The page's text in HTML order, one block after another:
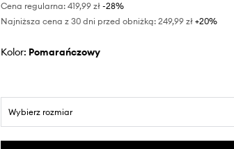
Cena regularna: 419,99 zł-28%
Najniższa cena z 30 dni przed obniżką: 249,99 zł +20%
Kolor: pomarańczowy
Wybierz rozmiar